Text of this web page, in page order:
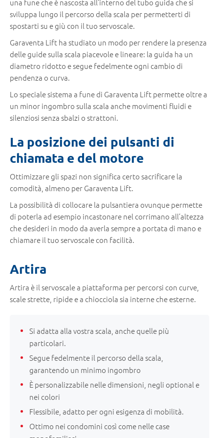
una fune che è nascosta all’interno del tubo guida che si
sviluppa lungo il percorso della scala per permetterti di
spostarti su e giù con il tuo servoscale.
Garaventa Lift ha studiato un modo per rendere la presenza
delle guide sulla scala piacevole e lineare: la guida ha un
diametro ridotto e segue fedelmente ogni cambio di
pendenza o curva.
Lo speciale sistema a fune di Garaventa Lift permette oltre a
un minor ingombro sulla scala anche movimenti fluidi e
silenziosi senza sbalzi o strattoni.
La posizione dei pulsanti di
chiamata e del motore
Ottimizzare gli spazi non significa certo sacrificare la
comodità, almeno per Garaventa Lift.
La possibilità di collocare la pulsantiera ovunque permette
di poterla ad esempio incastonare nel corrimano all’altezza
che desideri in modo da averla sempre a portata di mano e
chiamare il tuo servoscale con facilità.
Artira
Artira è il servoscale a piattaforma per percorsi con curve,
scale strette, ripide e a chiocciola sia interne che esterne.
Si adatta alla vostra scala, anche quelle più
particolari.
Segue fedelmente il percorso della scala,
garantendo un minimo ingombro
È personalizzabile nelle dimensioni, negli optional e
nei colori
Flessibile, adatto per ogni esigenza di mobilità.
Ottimo nei condomini così come nelle case